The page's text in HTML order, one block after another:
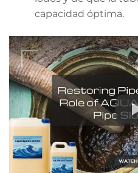
capacidad óptima.